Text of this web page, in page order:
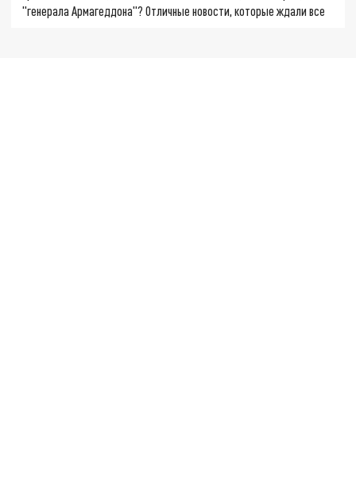
"генерала Армагеддона"? Отличные новости, которые ждали все